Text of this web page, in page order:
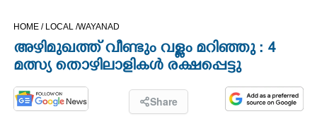
OPINION
HOME / LOCAL /WAYANAD
അഴിമുഖത്ത് വീണ്ടും വള്ളം മറിഞ്ഞു : 4
മത്സ്യ തൊഴിലാളികൾ രക്ഷപ്പെട്ടു
Share